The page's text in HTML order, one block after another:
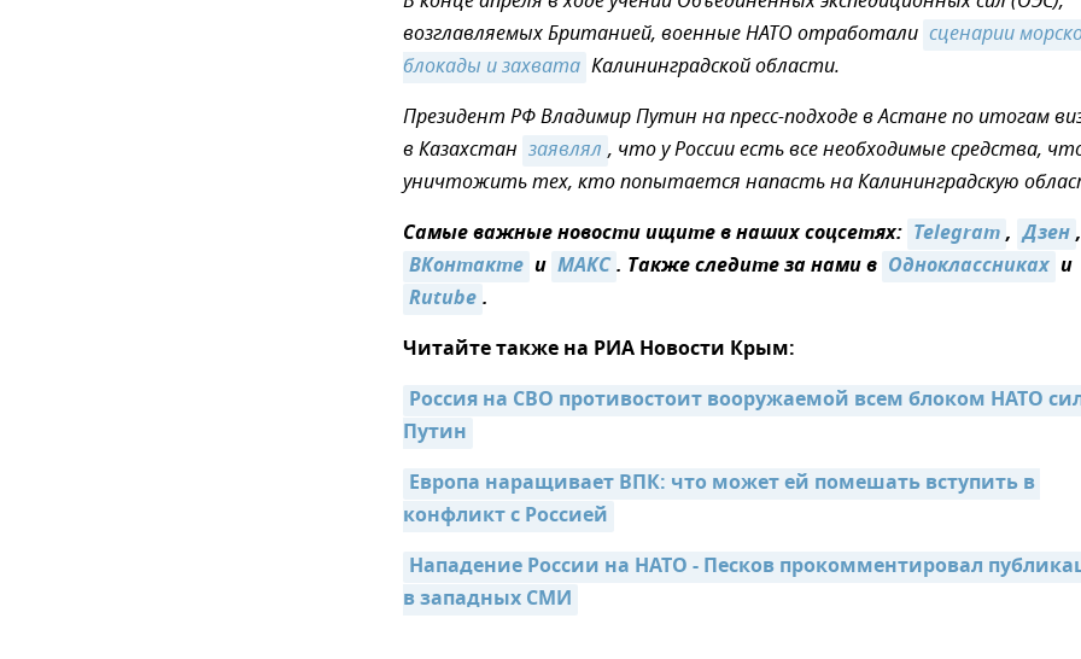
возглавляемых Британией, военные НАТО отработали сценарии
блокады и захвата Калининградской области.
Президент РФ Владимир Путин на пресс-подходе в Астане по итогам
в Казахстан заявлял , что у России есть все необходимые средства,
уничтожить тех, кто попытается напасть на Калининградскую
Самые важные новости ищите в наших соцсетях: Telegram, Дзен,
ВКонтакте и MAКС. Также следите за нами в Одноклассниках и
Rutube.
Читайте также на РИА Новости Крым:
Россия на СВО противостоит вооружаемой всем блоком НАТО
Путин
Европа наращивает ВПК: что может ей помешать вступить в
конфликт с Россией
Нападение России на НАТО - Песков прокомментировал
в западных СМИ